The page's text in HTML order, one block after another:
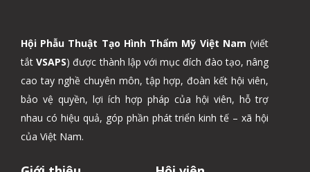
Hội Phẫu Thuật Tạo Hình Thẩm Mỹ Việt Nam (viết
tắtVSAPS) được thành lập với mục đích đào tạo, nâng
cao tay nghề chuyên môn, tập hợp, đoàn kết hội viên,
bảo vệ quyền, lợi ích hợp pháp của hội viên, hỗ trợ
nhau có hiệu quả, góp phần phát triển kinh tế – xã hội
của Việt Nam.